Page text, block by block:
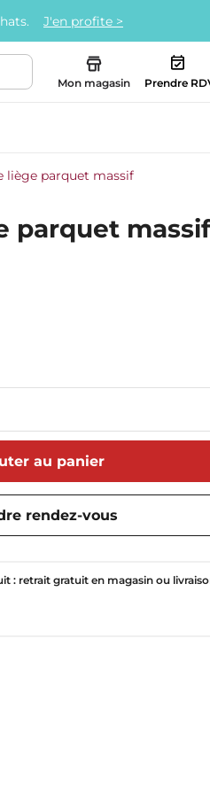
J'en profite >
Mon magasin Prendre
liège parquet massif
parquet
au panier
rendez-vous
: retrait gratuit en magasin ou